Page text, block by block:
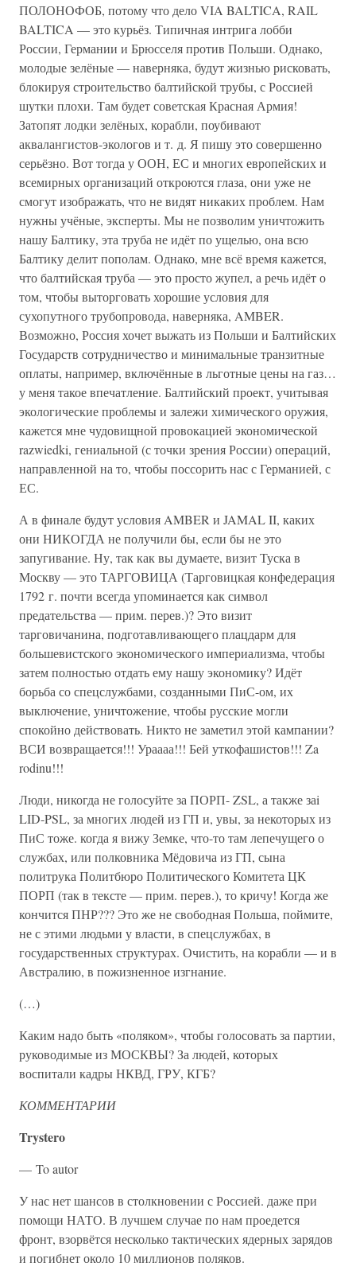
ПОЛОНОФОБ, потому что дело VIA BALTICA, RAIL
BALTICA — это курьёз. Типичная интрига лобби
России, Германии и Брюсселя против Польши. Однако,
молодые зелёные — наверняка, будут жизнью рисковать,
блокируя строительство балтийской трубы, с Россией
шутки плохи. Там будет советская Красная Армия!
Затопят лодки зелёных, корабли, поубивают
аквалангистов-экологов и т. д. Я пишу это совершенно
серьёзно. Вот тогда у ООН, ЕС и многих европейских и
всемирных организаций откроются глаза, они уже не
смогут изображать, что не видят никаких проблем. Нам
нужны учёные, эксперты. Мы не позволим уничтожить
нашу Балтику, эта труба не идёт по ущелью, она всю
Балтику делит пополам. Однако, мне всё время кажется,
что балтийская труба — это просто жупел, а речь идёт о
том, чтобы выторговать хорошие условия для
сухопутного трубопровода, наверняка, AMBER.
Возможно, Россия хочет выжать из Польши и Балтийских
Государств сотрудничество и минимальные транзитные
оплаты, например, включённые в льготные цены на газ…
у меня такое впечатление. Балтийский проект, учитывая
экологические проблемы и залежи химического оружия,
кажется мне чудовищной провокацией экономической
razwiedki, гениальной (с точки зрения России) операций,
направленной на то, чтобы поссорить нас с Германией, с
ЕС.
А в финале будут условия AMBER и JAMAL II, каких
они НИКОГДА не получили бы, если бы не это
запугивание. Ну, так как вы думаете, визит Туска в
Москву — это ТАРГОВИЦА (Тарговицкая конфедерация
1792 г. почти всегда упоминается как символ
предательства — прим. перев.)? Это визит
тарговичанина, подготавливающего плацдарм для
большевистского экономического империализма, чтобы
затем полностью отдать ему нашу экономику? Идёт
борьба со спецслужбами, созданными ПиС-ом, их
выключение, уничтожение, чтобы русские могли
спокойно действовать. Никто не заметил этой кампании?
ВСИ возвращается!!! Ураааа!!! Бей уткофашистов!!! Za
rodinu!!!
Люди, никогда не голосуйте за ПОРП- ZSL, а также заi
LID-PSL, за многих людей из ГП и, увы, за некоторых из
ПиС тоже. когда я вижу Земке, что-то там лепечущего о
службах, или полковника Мёдовича из ГП, сына
политрука Политбюро Политического Комитета ЦК
ПОРП (так в тексте — прим. перев.), то кричу! Когда же
кончится ПНР??? Это же не свободная Польша, поймите,
не с этими людьми у власти, в спецслужбах, в
государственных структурах. Очистить, на корабли — и в
Австралию, в пожизненное изгнание.
(…)
Каким надо быть «поляком», чтобы голосовать за партии,
руководимые из МОСКВЫ? За людей, которых
воспитали кадры НКВД, ГРУ, КГБ?
КОММЕНТАРИИ
Trystero
— To autor
У нас нет шансов в столкновении с Россией. даже при
помощи НАТО. В лучшем случае по нам проедется
фронт, взорвётся несколько тактических ядерных зарядов
и погибнет около 10 миллионов поляков.